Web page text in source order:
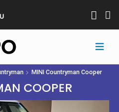
MINI Countryman Cooper
COOPER